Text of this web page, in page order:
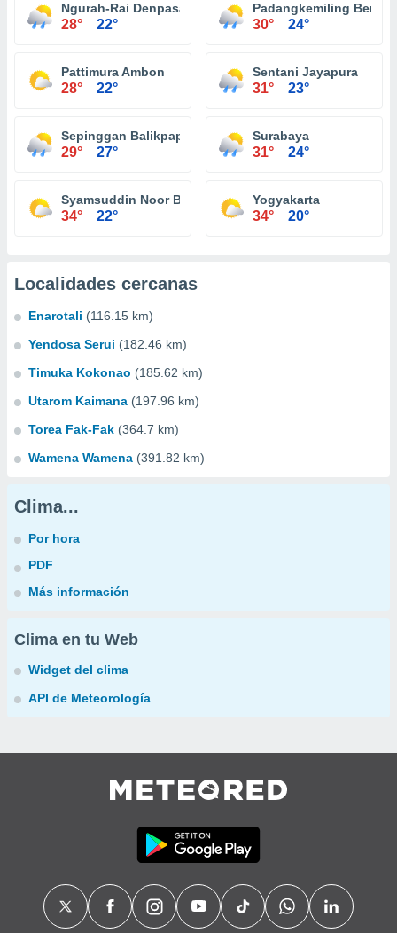
Ngurah-Rai Denpasar
28° 22°
Padangkemiling
30° 24°
Pattimura Ambon
28° 22°
Sentani Jayapura
31° 23°
Sepinggan Balikpapan
29° 27°
Surabaya
31° 24°
Syamsuddin Noor Banjarmasin
34° 22°
Yogyakarta
34° 20°
Localidades cercanas
Enarotali (116.15 km)
Yendosa Serui (182.46 km)
Timuka Kokonao (185.62 km)
Utarom Kaimana (197.96 km)
Torea Fak-Fak (364.7 km)
Wamena Wamena (391.82 km)
Clima...
Por hora
PDF
Más información
Clima en tu Web
Widget del clima
API de Meteorología